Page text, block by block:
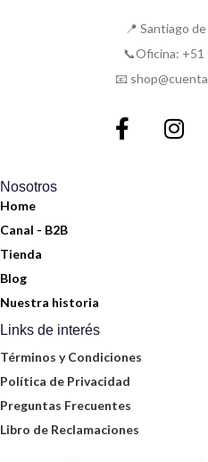
📍 Santiago
📞Oficina: +51
📧
Nosotros
Home
Canal - B2B
Tienda
Blog
Nuestra historia
Links de interés
Términos y Condiciones
Política de Privacidad
Preguntas Frecuentes
Libro de Reclamaciones